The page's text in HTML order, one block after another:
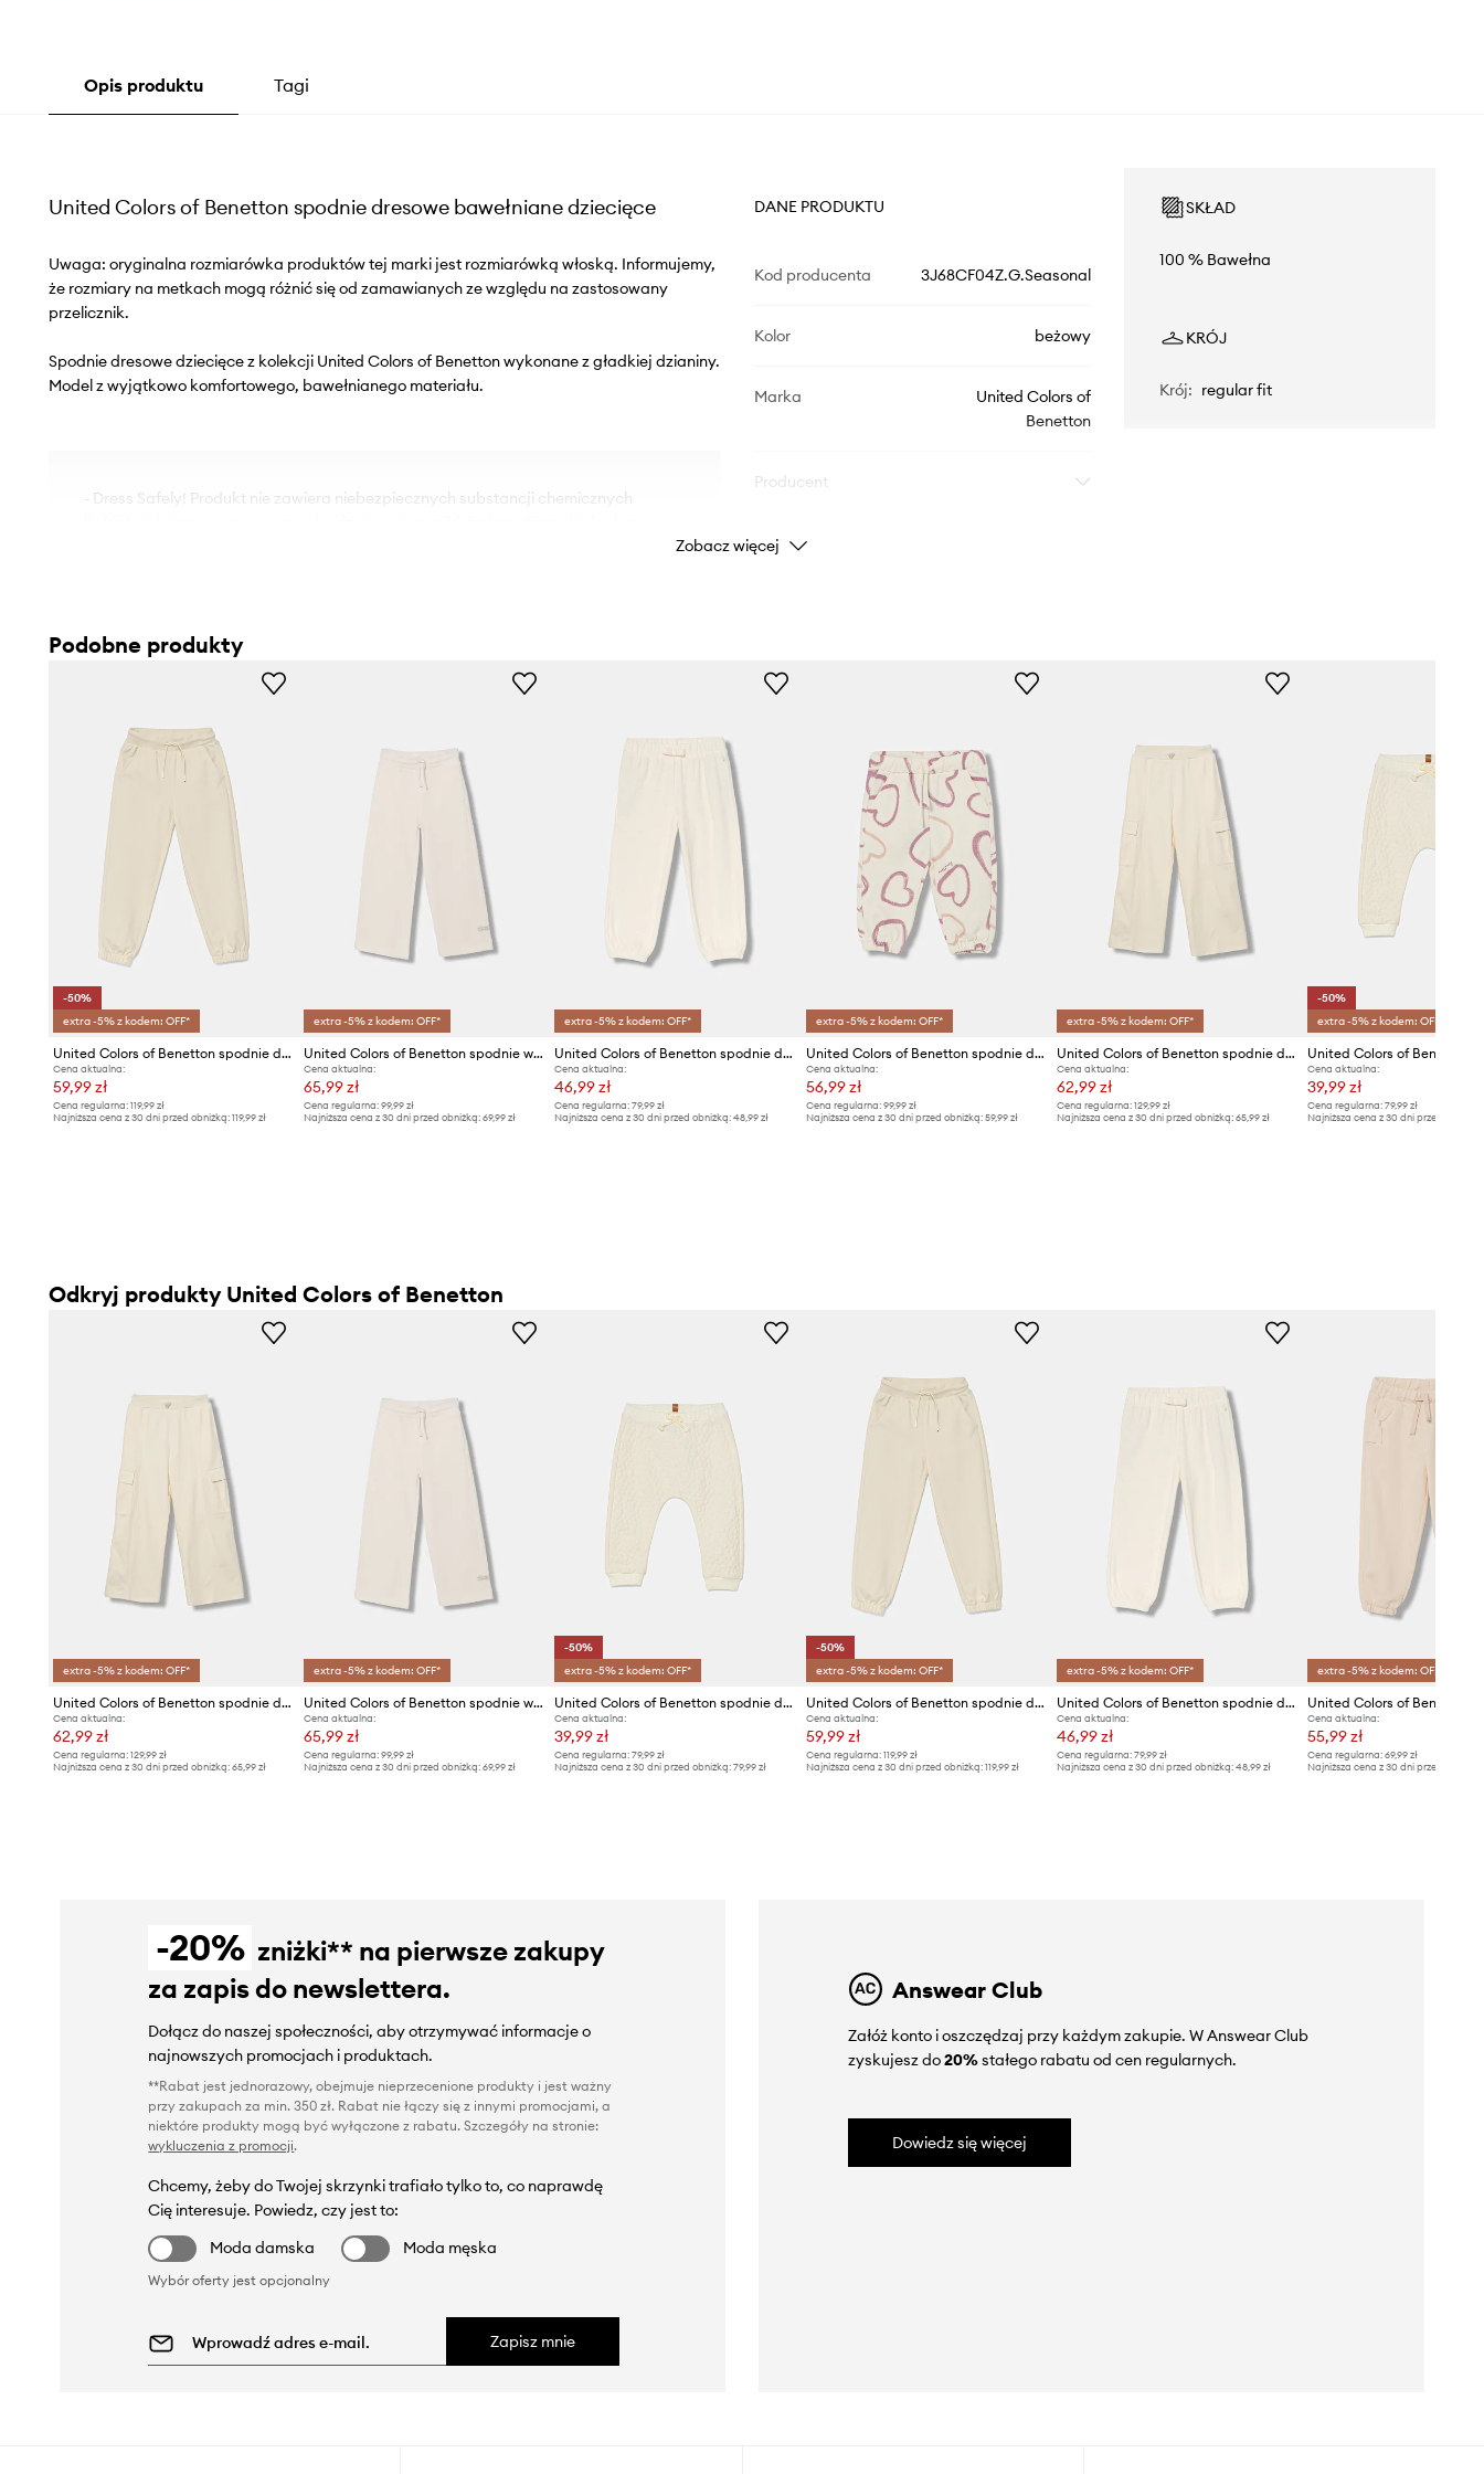
Opis produktu Tagi
United Colors of Benetton spodnie dresowe bawełniane dziecięce
Uwaga: oryginalna rozmiarówka produktów tej marki jest rozmiarówką włoską. Informujemy,
że rozmiary na metkach mogą różnić się od zamawianych ze względu na zastosowany
przelicznik.
Spodnie dresowe dziecięce z kolekcji United Colors of Benetton wykonane z gładkiej dzianiny.
Model z wyjątkowo komfortowego, bawełnianego materiału.
- Dress Safely! Produkt nie zawiera niebezpiecznych substancji chemicznych
- W pasie elastyczna listwa z troczkami.
- Dwie wsuwane kieszenie boczne.
- Szerokość w pasie: 30 cm.
- Szerokość w biodrach: 36 cm.
- Wysokość stanu: 25 cm.
- Szerokość nogawki na dole: 21 cm.
- Szerokość nogawki: 20 cm.
- Długość: 65 cm.
- Wymiary podane dla wzrostu: 122 cm.
DANE PRODUKTU
Kod producenta 3J68CF04Z.G.Seasonal
Kolor beżowy
Marka
United Colors of
Benetton
Producent
ID Produktu
SKŁAD
100 % Bawełna
KRÓJ
Krój: regular fit
Zobacz więcej
Podobne produkty
-50%
extra -5% z kodem: OFF*
United Colors of Benetton spodnie dresowe bawełniane dziecięce
Cena aktualna:
59,99 zł
Cena regularna: 119,99 zł
Najniższa cena z 30 dni przed obniżką: 119,99 zł
extra -5% z kodem: OFF*
United Colors of Benetton spodnie wide leg dziecięce bawełniane
Cena aktualna:
65,99 zł
Cena regularna:99,99 zł
Najniższa cena z 30 dni przed obniżką:69,99 zł
extra -5% z kodem: OFF*
United Colors of Benetton spodnie dresowe dziecięce
Cena aktualna:
46,99 zł
Cena regularna: 79,99 zł
Najniższa cena z 30 dni przed obniżką: 48,99 zł
extra -5% z kodem: OFF*
United Colors of Benetton spodnie dresowe dziecięce
Cena aktualna:
56,99 zł
Cena regularna: 99,99 zł
Najniższa cena z 30 dni przed obniżką: 59,99 zł
extra -5% z kodem: OFF*
United Colors of Benetton spodnie dresowe bawełniane dziecięce
Cena aktualna:
62,99 zł
Cena regularna:129,99 zł
Najniższa cena z 30 dni przed obniżką:65,99 zł
-50%
extra -5% z kodem: OFF*
Cena aktualna:
39,99 zł
Cena regularna: 79,99 zł
Najniższa cena z 30 dni przed obniżką:
Odkryj produkty United Colors of Benetton
extra -5% z kodem: OFF*
United Colors of Benetton spodnie dresowe bawełniane dziecięce
Cena aktualna:
62,99 zł
Cena regularna: 129,99 zł
Najniższa cena z 30 dni przed obniżką: 65,99 zł
extra -5% z kodem: OFF*
United Colors of Benetton spodnie wide leg dziecięce bawełniane
Cena aktualna:
65,99 zł
Cena regularna:99,99 zł
Najniższa cena z 30 dni przed obniżką:69,99 zł
-50%
extra -5% z kodem: OFF*
United Colors of Benetton spodnie dresowe niemowlęce
Cena aktualna:
39,99 zł
Cena regularna: 79,99 zł
Najniższa cena z 30 dni przed obniżką: 79,99 zł
-50%
extra -5% z kodem: OFF*
United Colors of Benetton spodnie dresowe bawełniane dziecięce
Cena aktualna:
59,99 zł
Cena regularna: 119,99 zł
Najniższa cena z 30 dni przed obniżką: 119,99 zł
extra -5% z kodem: OFF*
United Colors of Benetton spodnie dresowe dziecięce
Cena aktualna:
46,99 zł
Cena regularna:79,99 zł
Najniższa cena z 30 dni przed obniżką:48,99 zł
extra -5% z kodem: OFF*
Cena aktualna:
55,99 zł
Cena regularna: 69,99 zł
Najniższa cena z 30 dni przed obniżką:
-20% zniżki** na pierwsze zakupy
za zapis do newslettera.
Dołącz do naszej społeczności, aby otrzymywać informacje o
najnowszych promocjach i produktach.
**Rabat jest jednorazowy, obejmuje nieprzecenione produkty i jest ważny
przy zakupach za min. 350 zł. Rabat nie łączy się z innymi promocjami, a
niektóre produkty mogą być wyłączone z rabatu. Szczegóły na stronie:
wykluczenia z promocji.
Chcemy, żeby do Twojej skrzynki trafiało tylko to, co naprawdę
Cię interesuje. Powiedz, czy jest to:
Moda damska
Moda męska
Wybór oferty jest opcjonalny
Zapisz mnie
Answear Club
Załóż konto i oszczędzaj przy każdym zakupie. W Answear Club
zyskujesz do20%stałego rabatu od cen regularnych.
Dowiedz się więcej